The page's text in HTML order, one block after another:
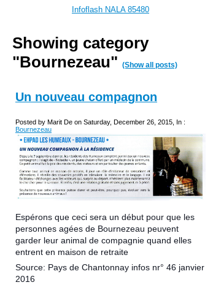
Infoflash NALA 85480
Showing category
"Bournezeau" (Show all posts)
Un nouveau compagnon
Posted by Marit De on Saturday, December 26, 2015, In :
Bournezeau
Espérons que ceci sera un début pour que les
personnes agées de Bournezeau peuvent
garder leur animal de compagnie quand elles
entrent en maison de retraite
Source: Pays de Chantonnay infos nr° 46 janvier
2016